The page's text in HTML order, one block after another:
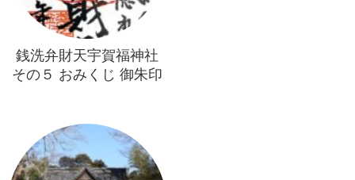
銭洗弁財天宇賀福神社
その５ おみくじ 御朱印